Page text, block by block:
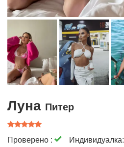
Луна Питер
Проверено : Индивидуалка: